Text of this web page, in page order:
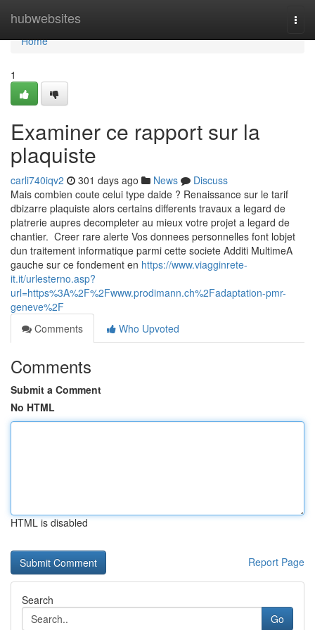
hubwebsites
Home
Home
1
Examiner ce rapport sur la
plaquiste
carli740iqv2 301 days ago News
Discuss
Mais combien coute celui type daide ? Renaissance sur le tarif
dbizarre plaquiste alors certains differents travaux a legard de
platrerie aupres decompleter au mieux votre projet a legard de
chantier. Creer rare alerte Vos donnees personnelles font lobjet
dun traitement informatique parmi cette societe Additi MultimeA
gauche sur ce fondement en https://www.viagginrete-
it.it/urlesterno.asp?
url=https%3A%2F%2Fwww.prodimann.ch%2Fadaptation-pmr-
geneve%2F
Comments
Who Upvoted
Comments
Submit a Comment
No HTML
HTML is disabled
Report Page
Search
Go